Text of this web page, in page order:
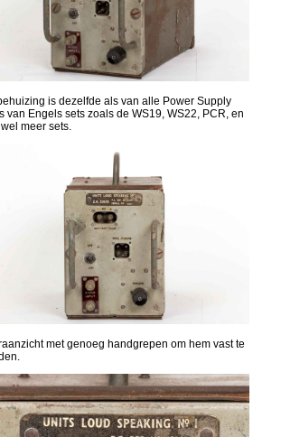
is dezelfde als van alle Power Supply
van Engels sets zoals de WS19, WS22, PCR, en
meer sets.
met genoeg handgrepen om hem vast te